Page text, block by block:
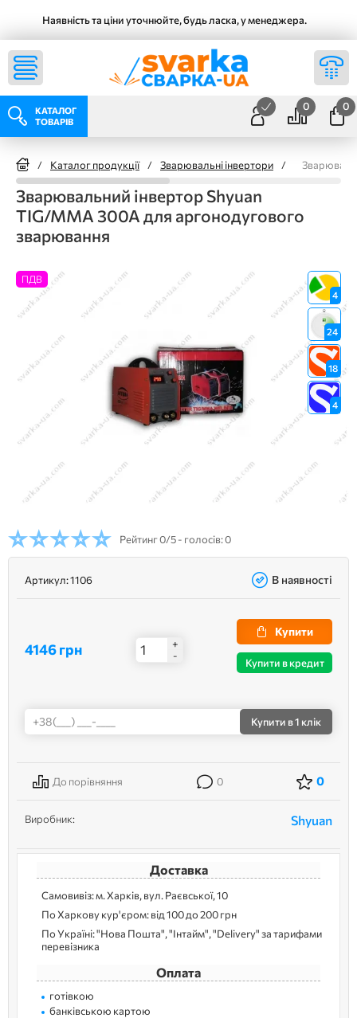
Наявність та ціни уточнюйте, будь ласка, у менеджера.
КАТАЛОГ
ТОВАРІВ
0 0
/ Каталог продукції / Зварювальні інвертори /
Зварювальний інвертор Shyuan
TIG/MMA 300A для аргонодугового
зварювання
ПДВ
4
24
18
4
Рейтинг0/5 - голосів: 0
Артикул:1106 В наявності
4146 грн
+
-
Купити
Купити в кредит
Купити в 1 клік
До порівняння 0 0
Виробник: Shyuan
Доставка
Самовивіз: м. Харків, вул. Раєвської, 10
По Харкову кур'єром: від 100 до 200 грн
По Україні: "Нова Пошта", "Інтайм", "Delivery" за тарифами
перевізника
Оплата
готівкою
банківською картою